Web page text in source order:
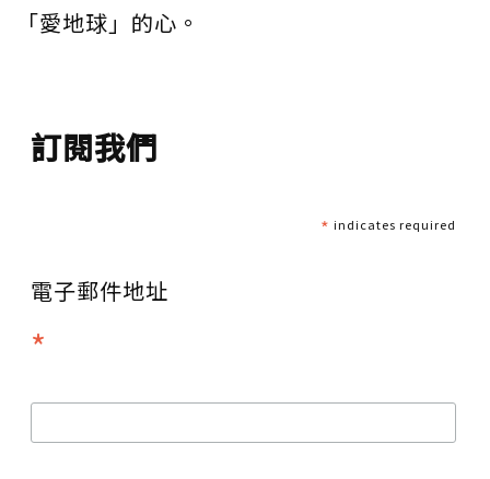
「愛地球」的心。
訂閱我們
* indicates required
電子郵件地址
*